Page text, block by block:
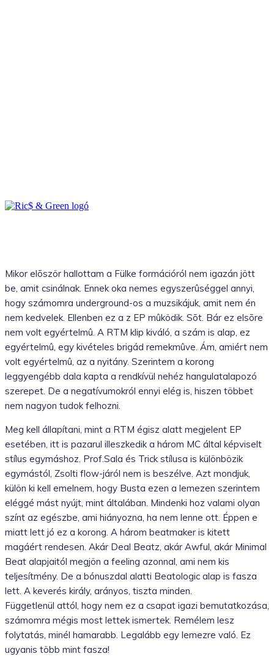
Mikor elõször hallottam a Fülke formációról nem igazán jött
be, amit csinálnak. Ennek oka nemes egyszerûséggel annyi,
hogy számomra underground-os a muzsikájuk, amit nem én
nem kedvelek. Ellenben ez a z EP mûködik. Sõt. Bár ez elsõre
nem volt egyértelmû. A RTM klip kiváló, a szám is alap, ez
egyértelmû, egy kivételes brigád remekmûve. Ám, amiért nem
volt egyértelmû, az a nyitány. Szerintem a korong
leggyengébb dala kapta a rendkívül nehéz hangulatalapozó
szerepet. De a negatívumokról ennyi elég is, hiszen többet
nem nagyon tudok felhozni.
Meg kell állapítani, mint a RTM égisz alatt megjelent EP
esetében, itt is pazarul illeszkedik a három MC által képviselt
stílus egymáshoz. Prof.Sala és Trick stílusa is különbözik
egymástól, Zsolti flow-járól nem is beszélve. Azt mondjuk,
külön ki kell emelnem, hogy Busta ezen a lemezen szerintem
eléggé mást nyújt, mint általában. Mindenki hoz valami olyan
színt az egészbe, ami hiányozna, ha nem lenne ott. Éppen e
miatt lett jó ez a korong. A három beatmaker is kitett
magáért rendesen. Akár Deal Beatz, akár Awful, akár Minimal
Beat alapjaitól megjön a feeling azonnal, ami nem kis
teljesítmény. De a bónuszdal alatti Beatologic alap is fasza
lett. A keverés király, arányos, tiszta minden.
Függetlenül attól, hogy nem ez a csapat igazi bemutatkozása,
számomra mégis most lettek ismertek. Remélem lesz
folytatás, minél hamarabb. Legalább egy lemezre való. Ez
ugyanis több mint fasza!